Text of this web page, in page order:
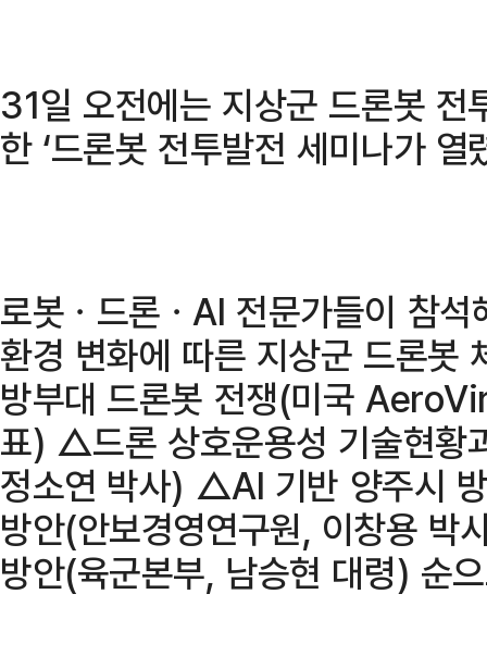
31일 오전에는 지상군 드론봇 전
한 ‘드론봇 전투발전 세미나가 열
로봇ㆍ드론ㆍAI 전문가들이 참
환경 변화에 따른 지상군 드론
방부대 드론봇 전쟁(미국
표) △드론 상호운용성 기술현황
정소연 박사) △AI 기반 양주시
방안(안보경영연구원, 이창용
방안(육군본부, 남승현 대령) 순